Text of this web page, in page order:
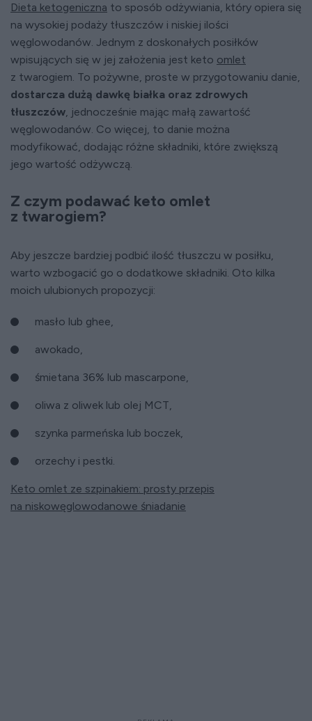
Dieta ketogeniczna to sposób odżywiania, który opiera się
na wysokiej podaży tłuszczów i niskiej ilości
węglowodanów. Jednym z doskonałych posiłków
wpisujących się w jej założenia jest keto omlet
z twarogiem. To pożywne, proste w przygotowaniu danie,
dostarcza dużą dawkę białka oraz zdrowych
tłuszczów, jednocześnie mając małą zawartość
węglowodanów. Co więcej, to danie można
modyfikować, dodając różne składniki, które zwiększą
jego wartość odżywczą.
Z czym podawać keto omlet
z twarogiem?
Aby jeszcze bardziej podbić ilość tłuszczu w posiłku,
warto wzbogacić go o dodatkowe składniki. Oto kilka
moich ulubionych propozycji:
masło lub ghee,
awokado,
śmietana 36% lub mascarpone,
oliwa z oliwek lub olej MCT,
szynka parmeńska lub boczek,
orzechy i pestki.
Keto omlet ze szpinakiem: prosty przepis
na niskowęglowodanowe śniadanie